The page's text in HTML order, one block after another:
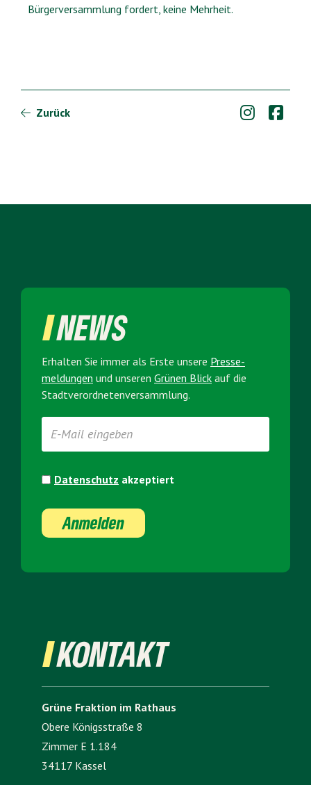
Bürgerversammlung fordert, keine Mehrheit.
 Zurück  
NEWS
Erhalten Sie immer als Erste unsere Presse­
meldungen und unseren Grünen Blick auf die
Stadt­verordneten­versammlung.
Datenschutz akzeptiert
Anmelden
KONTAKT
Grüne Fraktion im Rathaus
Obere Königsstraße 8
Zimmer E 1.184
34117 Kassel